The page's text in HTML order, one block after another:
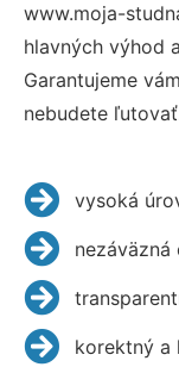
www.moja-
hlavných výhod
Garantujeme
nebudete
vysoká
nezáväzná
korektný a